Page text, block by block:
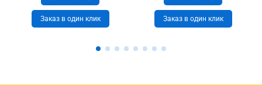
Заказ в один клик Заказ в один клик